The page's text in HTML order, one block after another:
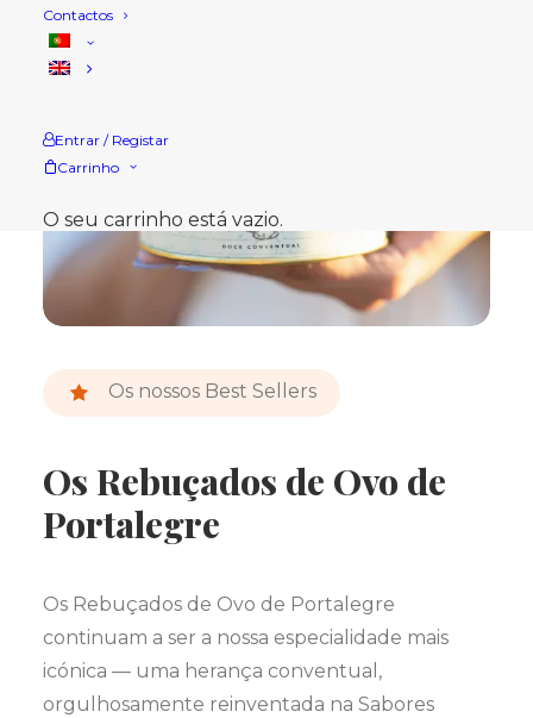
Contactos
Entrar / Registar
Carrinho
O seu carrinho está vazio.
Os nossos Best Sellers
Os Rebuçados de Ovo de
Portalegre
Os Rebuçados de Ovo de Portalegre
continuam a ser a nossa especialidade mais
icónica — uma herança conventual,
orgulhosamente reinventada na Sabores